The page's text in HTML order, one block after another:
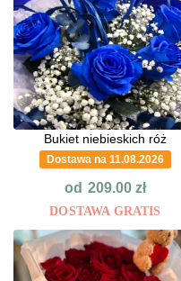
Bukiet niebieskich róż
Dostawa na 11.08.2026
od 209.00 zł
DOSTAWA GRATIS